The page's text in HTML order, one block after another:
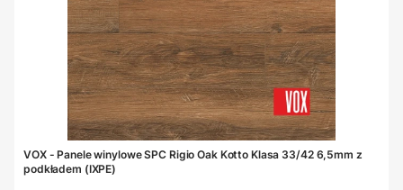
VOX - Panele winylowe SPC Rigio Oak Kotto Klasa 33/42 6,5mm z
podkładem (IXPE)